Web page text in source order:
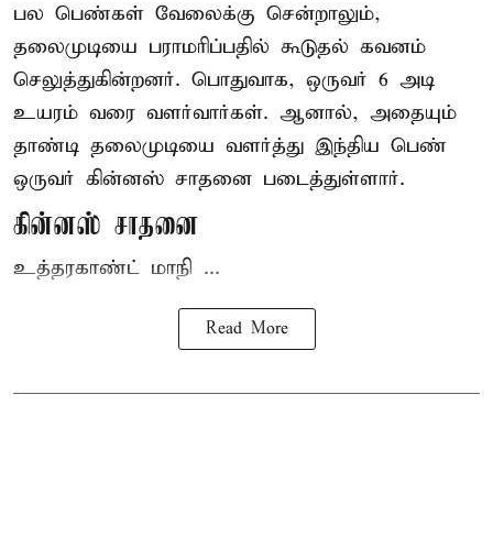
பல பெண்கள் வேலைக்கு சென்றாலும்,
தலைமுடியை பராமரிப்பதில் கூடுதல் கவனம்
செலுத்துகின்றனர். பொதுவாக, ஒருவர் 6 அடி
உயரம் வரை வளர்வார்கள். ஆனால், அதையும்
தாண்டி தலைமுடியை வளர்த்து இந்திய பெண்
ஒருவர் கின்னஸ் சாதனை படைத்துள்ளார்.
கின்னஸ் சாதனை
உத்தரகாண்ட் மாநி ...
Read More